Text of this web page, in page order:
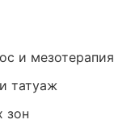
и мезотерапия
татуаж
зон